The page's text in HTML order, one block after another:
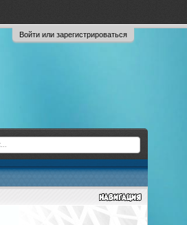
Войти или зарегистрироваться